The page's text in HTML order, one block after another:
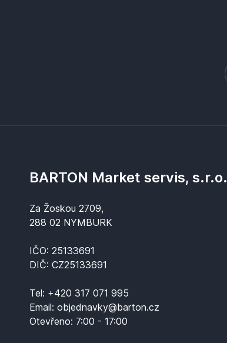
BARTON Market servis, s.r.o.
Za Žoskou 2709,
288 02 NYMBURK
IČO: 25133691
DIČ: CZ25133691
Tel: +420 317 071 995
Email: objednavky@barton.cz
Otevřeno: 7:00 - 17:00